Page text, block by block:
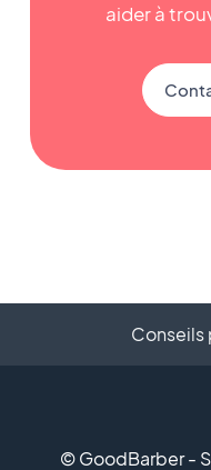
aider à
Conseils
© GoodBarber -